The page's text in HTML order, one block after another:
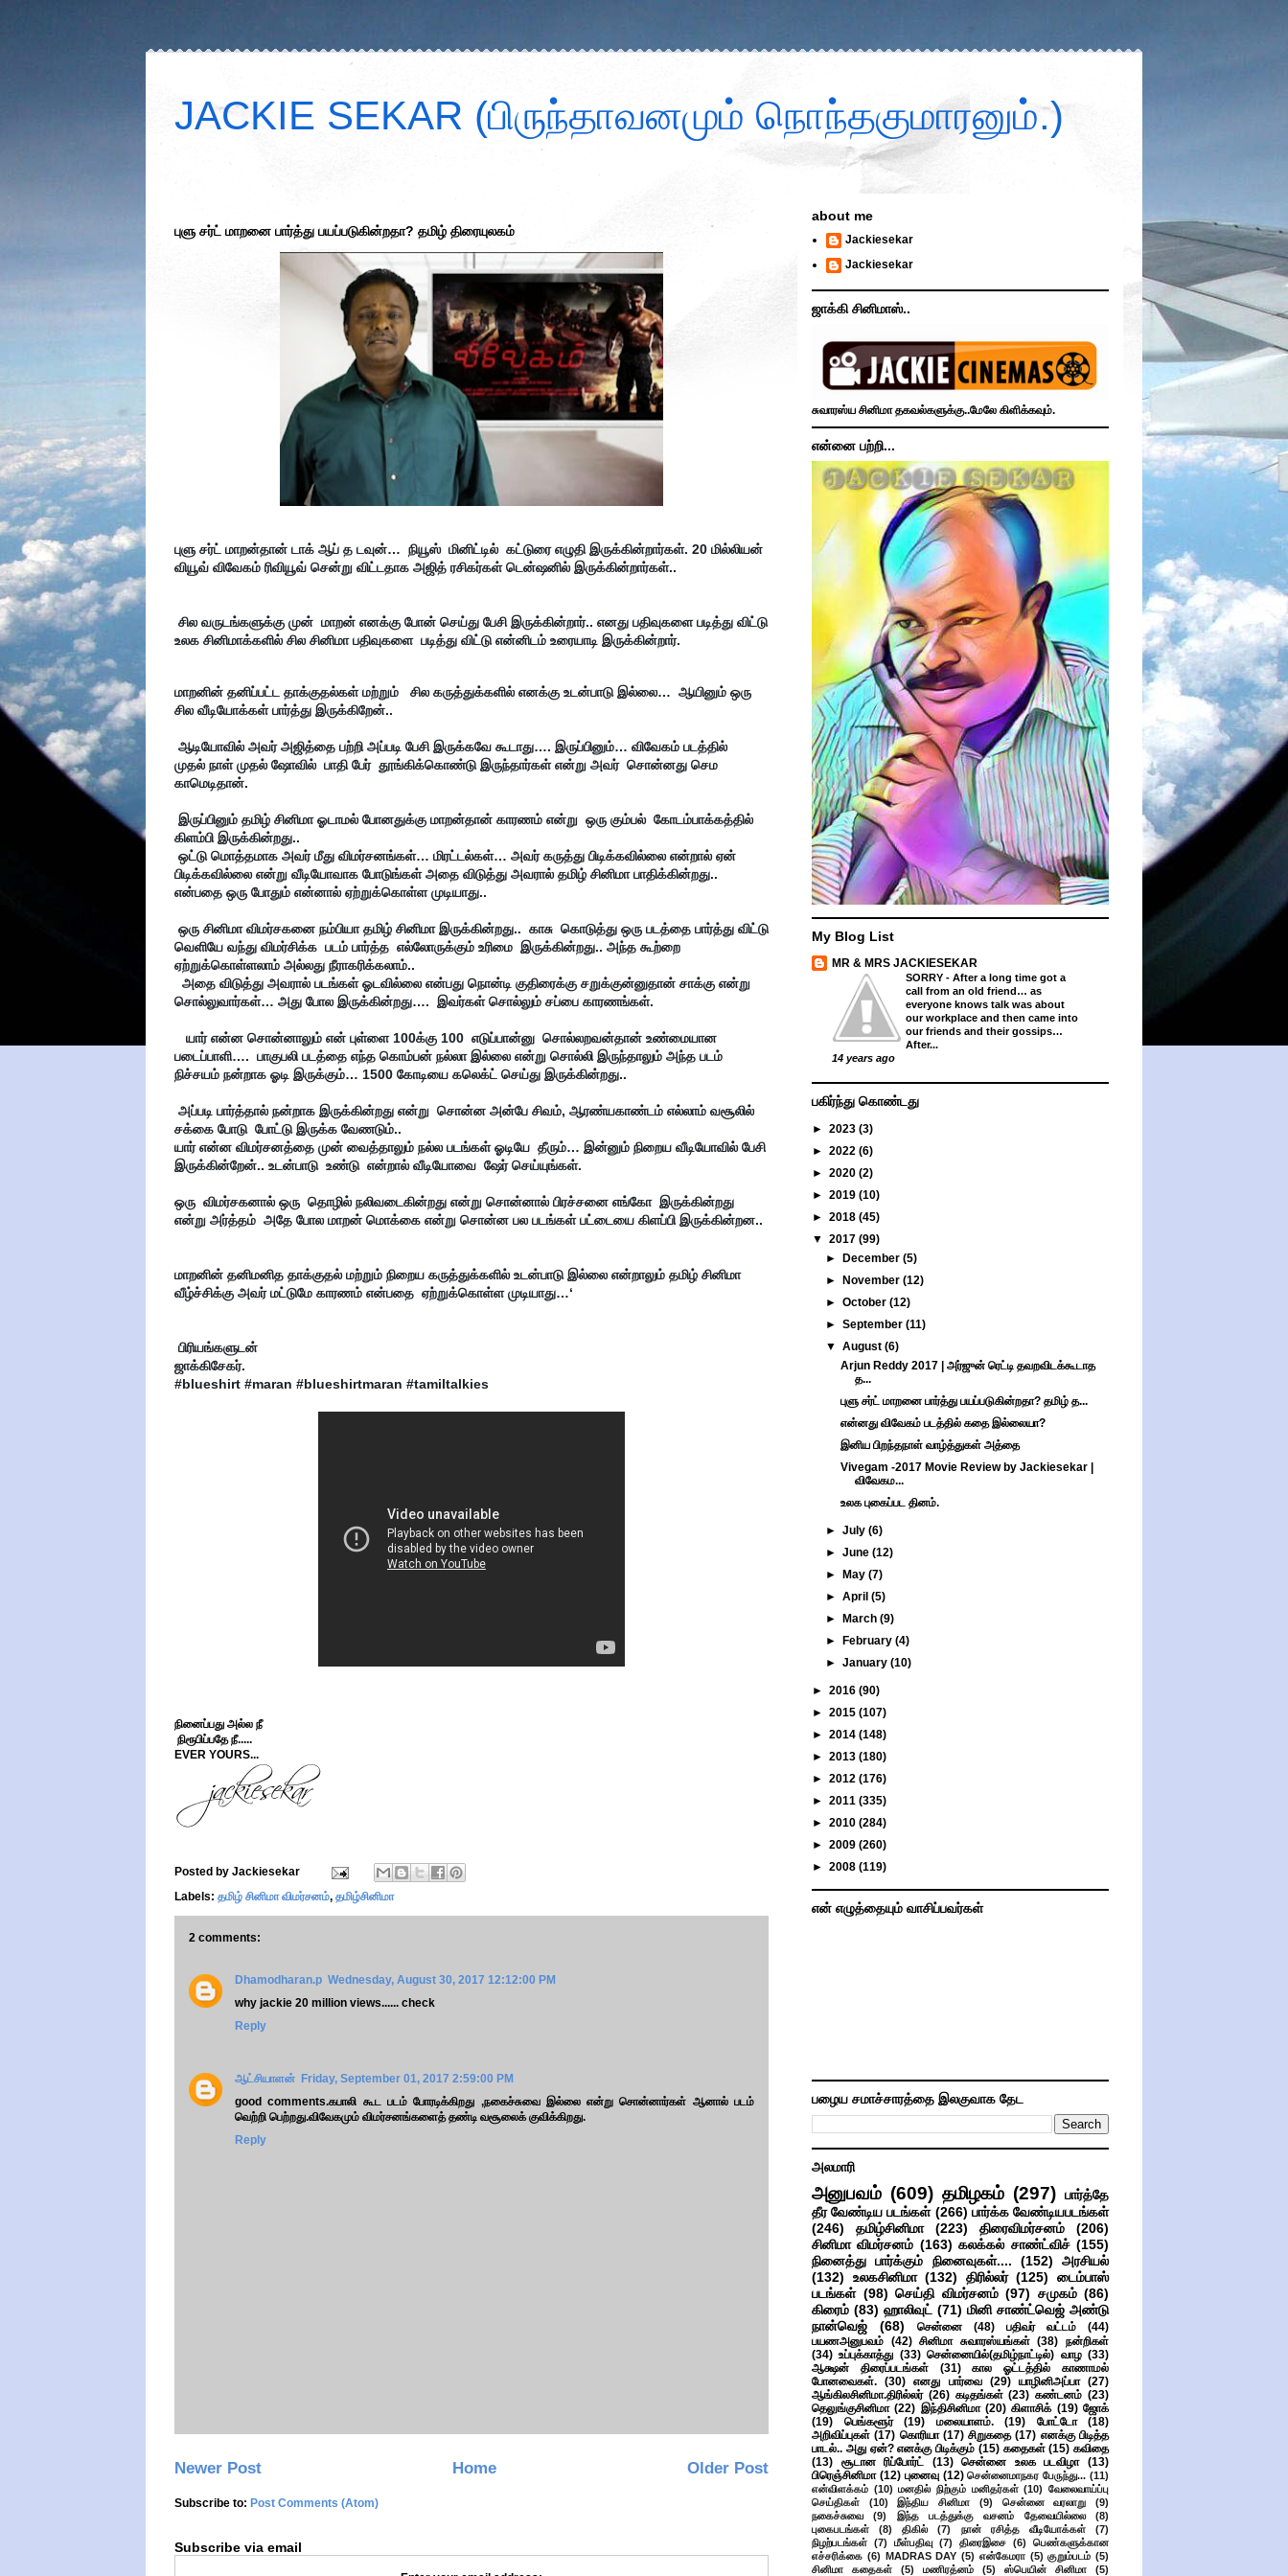
JACKIE SEKAR (பிருந்தாவனமும் நொந்தகுமாரனும்.)
புளு சர்ட் மாறனை பார்த்து பயப்படுகின்றதா? தமிழ் திரையுலகம்
புளு சர்ட் மாறன்தான் டாக் ஆப் த டவுன்…  நியூஸ்  மினிட்டில்  கட்டுரை எழுதி இருக்கின்றார்கள். 20 மில்லியன்
வியூவ் விவேகம் ரிவியூவ் சென்று விட்டதாக அஜித் ரசிகர்கள் டென்ஷனில் இருக்கின்றார்கள்..
உலக சினிமாக்களில் சில சினிமா பதிவுகளை  படித்து விட்டு என்னிடம் உரையாடி இருக்கின்றார்.
மாறனின் தனிப்பட்ட தாக்குதல்கள் மற்றும்   சில கருத்துக்களில் எனக்கு உடன்பாடு இல்லை…  ஆயினும் ஒரு
சில வீடியோக்கள் பார்த்து இருக்கிறேன்..
முதல் நாள் முதல் ஷோவில்  பாதி பேர்  தூங்கிக்கொண்டு இருந்தார்கள் என்று அவர்  சொன்னது செம
காமெடிதான்.
கிளம்பி இருக்கின்றது..
பிடிக்கவில்லை என்று வீடியோவாக போடுங்கள் அதை விடுத்து அவரால் தமிழ் சினிமா பாதிக்கின்றது..
என்பதை ஒரு போதும் என்னால் ஏற்றுக்கொள்ள முடியாது..
வெளியே வந்து விமர்சிக்க  படம் பார்த்த  எல்லோருக்கும் உரிமை  இருக்கின்றது.. அந்த கூற்றை
ஏற்றுக்கொள்ளலாம் அல்லது நீராகரிக்கலாம்..
சொல்லுவார்கள்… அது போல இருக்கின்றது….  இவர்கள் சொல்லும் சப்பை காரணங்கள்.
படைப்பாளி….  பாகுபலி படத்தை எந்த கொம்பன் நல்லா இல்லை என்று சொல்லி இருந்தாலும் அந்த படம்
நிச்சயம் நன்றாக ஓடி இருக்கும்… 1500 கோடியை கலெக்ட் செய்து இருக்கின்றது..
சக்கை போடு  போட்டு இருக்க வேணடும்..
யார் என்ன விமர்சனத்தை முன் வைத்தாலும் நல்ல படங்கள் ஓடியே  தீரும்… இன்னும் நிறைய வீடியோவில் பேசி
இருக்கின்றேன்.. உடன்பாடு  உண்டு  என்றால் வீடியோவை  ஷேர் செய்யுங்கள்.
ஒரு  விமர்சகனால் ஒரு  தொழில் நலிவடைகின்றது என்று சொன்னால் பிரச்சனை எங்கோ  இருக்கின்றது
என்று அர்த்தம்  அதே போல மாறன் மொக்கை என்று சொன்ன பல படங்கள் பட்டையை கிளப்பி இருக்கின்றன..
மாறனின் தனிமனித தாக்குதல் மற்றும் நிறைய கருத்துக்களில் உடன்பாடு இல்லை என்றாலும் தமிழ் சினிமா
வீழ்ச்சிக்கு அவர் மட்டுமே காரணம் என்பதை  ஏற்றுக்கொள்ள முடியாது…‘
ஜாக்கிசேகர்.
#blueshirt #maran #blueshirtmaran #tamiltalkies
நினைப்பது அல்ல நீ
நிரூபிப்பதே நீ.....
EVER YOURS...
Posted by Jackiesekar
Labels: தமிழ் சினிமா விமர்சனம், தமிழ்சினிமா
2 comments:
Dhamodharan.p Wednesday, August 30, 2017 12:12:00 PM
why jackie 20 million views...... check
Reply
ஆட்சியாளன் Friday, September 01, 2017 2:59:00 PM
good comments.கபாலி கூட படம் போரடிக்கிறது ,நகைச்சுவை இல்லை என்று சொன்னார்கள் ஆனால் படம்
வெற்றி பெற்றது.விவேகமும் விமர்சனங்களைத் தண்டி வசூலைக் குவிக்கிறது.
Reply
Newer Post Older Post
Home
Subscribe to: Post Comments (Atom)
Subscribe via email
about me
Jackiesekar
Jackiesekar
ஜாக்கி சினிமாஸ்..
சுவாரஸ்ய சினிமா தகவல்களுக்கு..மேலே கிளிக்கவும்.
என்னை பற்றி...
My Blog List
MR & MRS JACKIESEKAR
SORRY - After a long time got a
call from an old friend… as
everyone knows talk was about
our workplace and then came into
our friends and their gossips…
After...
14 years ago
பகிர்ந்து கொண்டது
► 2023 (3)
► 2022 (6)
► 2020 (2)
► 2019 (10)
► 2018 (45)
▼ 2017 (99)
►
December(5)
►
November(12)
►October(12)
►September(11)
▼August(6)
Arjun Reddy 2017 | அர்ஜுன் ரெட்டி தவறவிடக்கூடாத
த...
புளு சர்ட் மாறனை பார்த்து பயப்படுகின்றதா? தமிழ் த...
என்னது விவேகம் படத்தில் கதை இல்லையா?
இனிய பிறந்தநாள் வாழ்த்துகள் அத்தை
Vivegam -2017 Movie Review by Jackiesekar |
விவேகம...
உலக புகைப்பட தினம்.
►July(6)
►June(12)
►
May(7)
►April(5)
►
March(9)
►
February(4)
►January(10)
► 2016 (90)
► 2015 (107)
► 2014 (148)
► 2013 (180)
► 2012 (176)
► 2011 (335)
► 2010 (284)
► 2009 (260)
► 2008 (119)
என் எழுத்தையும் வாசிப்பவர்கள்
பழைய சமாச்சாரத்தை இலகுவாக தேட
அலமாரி
அனுபவம் (609) தமிழகம் (297) பார்த்தே
தீர வேண்டிய படங்கள் (266) பார்க்க வேண்டியபடங்கள்
(246)
தமிழ்சினிமா (223) திரைவிமர்சனம்
(206)
சினிமா விமர்சனம் (163) கலக்கல் சாண்ட்விச் (155)
நினைத்து பார்க்கும் நினைவுகள்....
(152)
அரசியல்
(132)
உலகசினிமா (132) திரில்லர் (125)
டைம்பாஸ்
படங்கள் (98) செய்தி விமர்சனம் (97) சமுகம் (86)
கிரைம் (83) ஹாலிவுட் (71) மினி சாண்ட்வெஜ் அண்டு
நான்வெஜ்
(68) சென்னை (48) பதிவர் வட்டம்
(44)
பயணஅனுபவம் (42) சினிமா சுவாரஸ்யங்கள் (38) நன்றிகள்
(34) உப்புக்காத்து (33) சென்னையில்(தமிழ்நாட்டில்) வாழ (33)
ஆக்ஷன் திரைப்படங்கள்
(31)
கால ஓட்டத்தில் காணாமல்
போனவைகள். (30) எனது பார்வை (29) யாழினிஅப்பா (27)
ஆங்கிலசினிமா.திரில்லர் (26) கடிதங்கள் (23) கண்டனம் (23)
தெலுங்குசினிமா (22) இந்திசினிமா (20) கிளாசிக் (19) ஜோக்
(19)
பெங்களூர் (19) மலையாளம். (19) போட்டோ
(18)
அறிவிப்புகள் (17) கொரியா (17) சிறுகதை (17) எனக்கு பிடித்த
பாடல்.. அது ஏன்? எனக்கு பிடிக்கும் (15) கதைகள் (15) கவிதை
(13)
சூடான ரிப்போர்ட் (13) சென்னை உலக படவிழா
(13)
பிரெஞ்சினிமா (12) புனைவு (12) சென்னைமாநகர பேருந்து... (11)
என்விளக்கம் (10) மனதில் நிற்கும் மனிதர்கள் (10) வேலைவாய்ப்பு
செய்திகள்
(10) இந்திய சினிமா (9) சென்னை வரலாறு
(9)
நகைச்சுவை
(9) இந்த படத்துக்கு வசனம் தேவையில்லை
(8)
புகைபடங்கள்
(8) திகில் (7) நான் ரசித்த வீடியோக்கள்
(7)
நிழற்படங்கள் (7) மீள்பதிவு (7) திரைஇசை (6)
பெண்களுக்கான
எச்சரிக்கை (6) MADRAS DAY (5) என்கேமரா (5) குறும்படம் (5)
சினிமா கதைகள்
(5) மணிரத்னம் (5) ஸ்பெயின் சினிமா
(5)